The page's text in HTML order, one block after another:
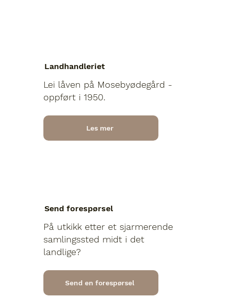
Landhandleriet
Lei låven på Mosebyødegård -
oppført i 1950.
Les mer
Send forespørsel
På utkikk etter et sjarmerende
samlingssted midt i det
landlige?
Send en forespørsel